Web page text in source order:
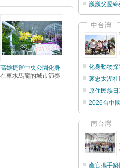
高雄捷運中央公園化身
在車水馬龍的城市節奏
巍巍父愛
中台灣
化身動物
褒忠太湖社
原住民族
2026台中
南台灣
產官攜手